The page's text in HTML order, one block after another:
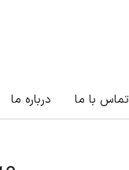
تماس با ما درباره ما